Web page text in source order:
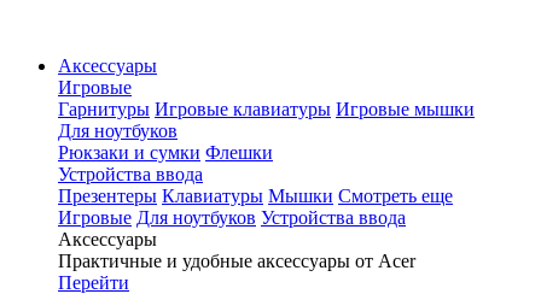
Аксессуары
Игровые
Гарнитуры Игровые клавиатуры Игровые мышки
Для ноутбуков
Рюкзаки и сумки Флешки
Устройства ввода
Презентеры Клавиатуры Мышки Смотреть еще
Игровые Для ноутбуков Устройства ввода
Аксессуары
Практичные и удобные аксессуары от Acer
Перейти